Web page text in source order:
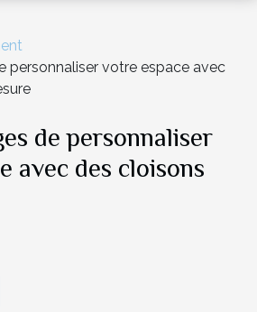
personnaliser votre espace avec
de personnaliser
avec des cloisons